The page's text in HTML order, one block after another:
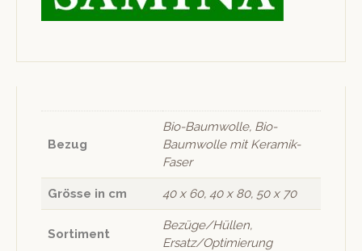
Bezug
Bio-Baumwolle, Bio-
Baumwolle mit Keramik-
Faser
Grösse in cm 40 x 60, 40 x 80, 50 x 70
Sortiment
Bezüge/Hüllen,
Ersatz/Optimierung